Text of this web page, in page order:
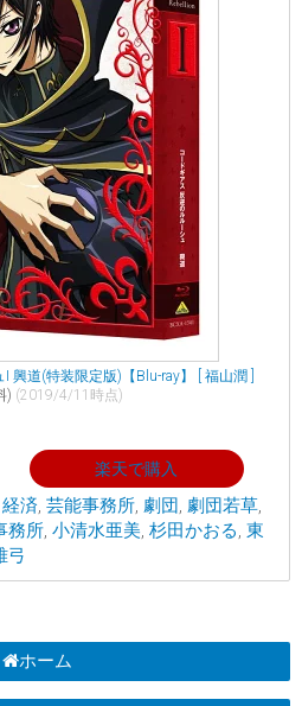
興道(特装限定版)【Blu-ray】 [ 福山潤 ]
) (2019/4/11時点)
楽天で購入
経済, 芸能事務所, 劇団, 劇団若草,
務所, 小清水亜美, 杉田かおる, 東
弓
ホーム